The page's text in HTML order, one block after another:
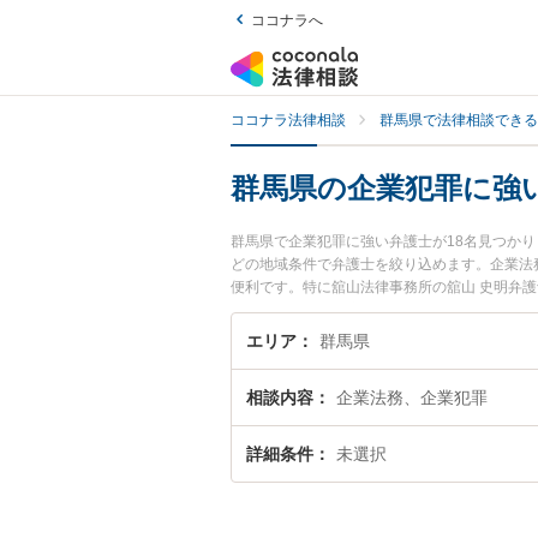
ココナラへ
ココナラ法律相談 群馬県で法律相談でき
群馬県の企業犯罪に強
群馬県で企業犯罪に強い弁護士が18名見つか
どの地域条件で弁護士を絞り込めます。企業
便利です。特に舘山法律事務所の舘山 史明弁
費用、強みなどが注目されています。『群馬
を検索したい』『初回相談無料で企業犯罪を
エリア 群馬県
相談内容 企業法務、企業犯罪
詳細条件 未選択